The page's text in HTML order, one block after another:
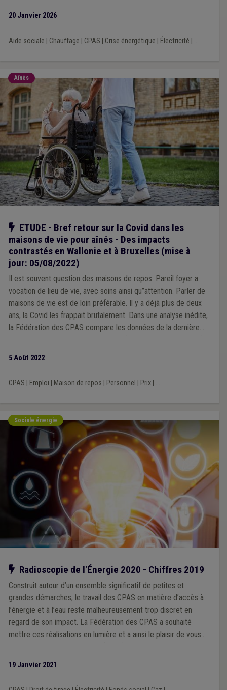
20 Janvier 2026
Aide sociale Chauffage CPAS Crise énergétique Électricité ...
Aînés
Notre action
ETUDE - Bref retour sur la Covid dans les
maisons de vie pour aînés - Des impacts
contrastés en Wallonie et à Bruxelles (mise à
jour: 05/08/2022)
Il est souvent question des maisons de repos. Pareil foyer a
vocation de lieu de vie, avec soins ainsi qu’’attention. Parler de
maisons de vie est de loin préférable. Il y a déjà plus de deux
ans, la Covid les frappait brutalement. Dans une analyse inédite,
la Fédération des CPAS compare les données de la dernière
période de référence avant la Covid (1-7-2018 au 30-6-2019)
évolué depuis, notamment en terme de taux d’occupation.
5 Août 2022
CPAS Emploi Maison de repos Personnel Prix| ...
Sociale énergie
Notre action
Radioscopie de l'Énergie 2020 - Chiffres 2019
Construit autour d’un ensemble significatif de petites et
grandes démarches, le travail des CPAS en matière d’accès à
l’énergie et à l’eau reste malheureusement trop discret en
regard de son impact. La Fédération des CPAS a souhaité
mettre ces réalisations en lumière et a ainsi le plaisir de vous
19 Janvier 2021